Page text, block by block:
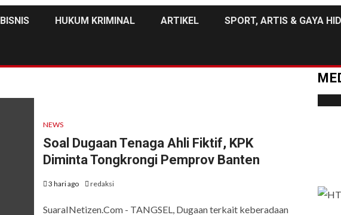
HUKUM KRIMINAL ARTIKEL SPORT, ARTIS & GAYA
NEWS
Soal Dugaan Tenaga Ahli Fiktif, KPK
Diminta Tongkrongi Pemprov Banten
3 hari ago redaksi
SuaraINetizen.Com - TANGSEL, Dugaan terkait keberadaan